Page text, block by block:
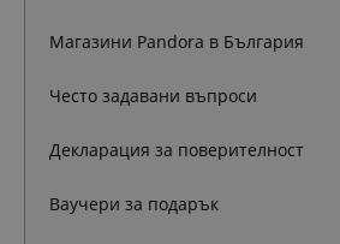
Магазини Pandora в България
Често задавани въпроси
Декларация за поверителност
Ваучери за подарък